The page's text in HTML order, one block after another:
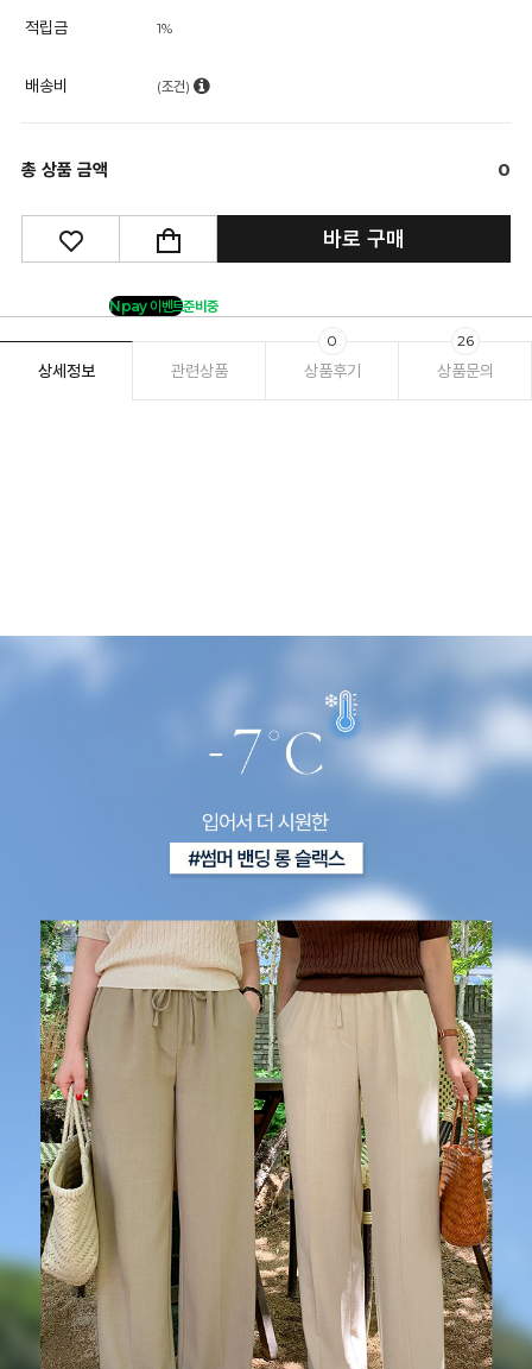
적립금 1%
배송비 (조건)
총 상품 금액 0
바로 구매
Npay 이벤트준비중
상세정보 관련상품 상품후기
0
상품문의
26